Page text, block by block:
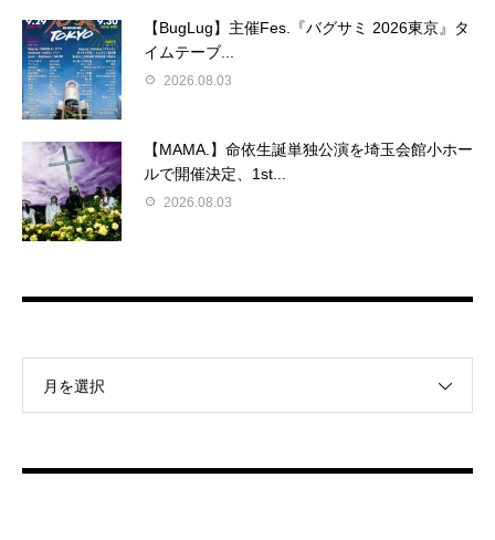
【BugLug】主催Fes.『バグサミ 2026東京』タ
イムテーブ...
2026.08.03
【MAMA.】命依生誕単独公演を埼玉会館小ホー
ルで開催決定、1st...
2026.08.03
月を選択